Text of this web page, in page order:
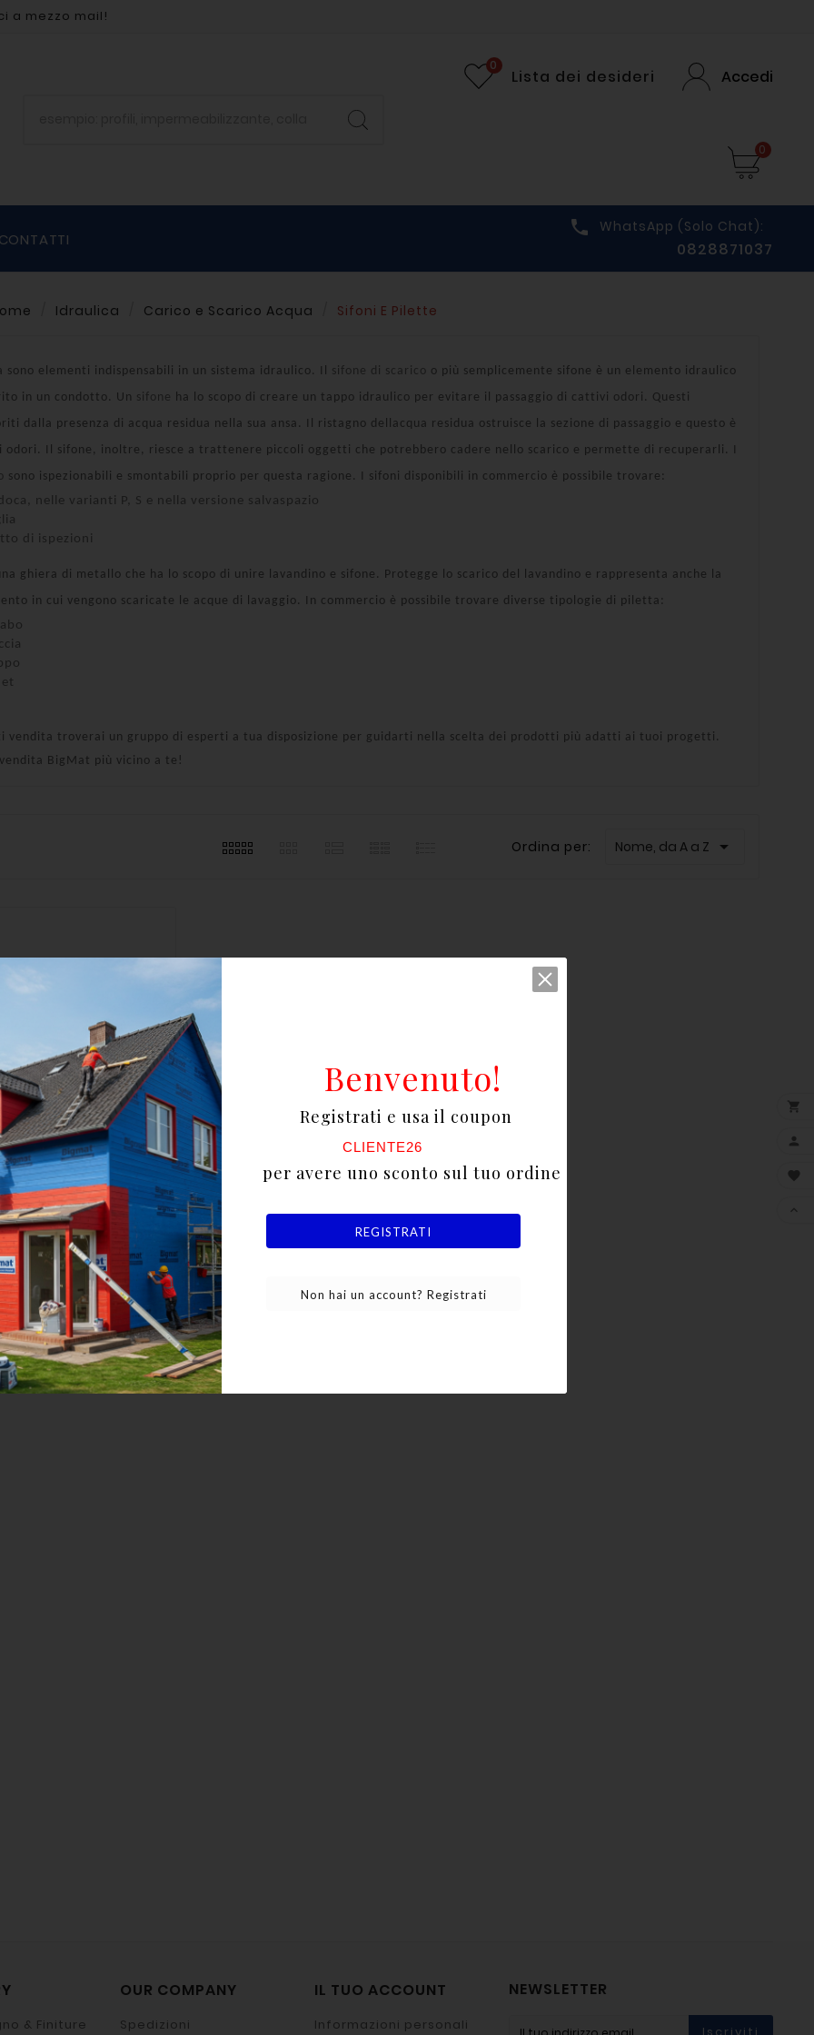
a mezzo mail!
Lista dei desideri
0
Accedi
0
CONTATTI
 WhatsApp (solo Chat):
0828871037
Idraulica Carico e Scarico Acqua Sifoni E Pilette
sono elementi indispensabili in un sistema idraulico. Il sifone di scarico o più semplicemente sifone è un elemento idraulico
in un condotto. Un sifone ha lo scopo di creare un tappo idraulico per evitare il passaggio di cattivi odori. Questi
dalla presenza di acqua residua nella sua ansa. Il ristagno dellacqua residua ostruisce la sezione di passaggio e questo è
odori. Il sifone, inoltre, riesce a trattenere piccoli oggetti che potrebbero cadere nello scarico e permette di recuperarli. I
sono ispezionabili e smontabili proprio per questa ragione. I sifoni disponibili in commercio è possibile trovare:
, nelle varianti P, S e nella versione salvaspazio
di ispezioni
ghiera di metallo che ha lo scopo di unire lavandino e sifone. Protegge lo scarico del lavandino e rappresenta anche la
in cui vengono scaricate le acque di lavaggio. In commercio è possibile trovare diverse tipologie di piletta:
vendita troverai un gruppo di esperti a tua disposizione per guidarti nella scelta dei prodotti più adatti ai tuoi progetti.
BigMat più vicino a te!
Ordina per: Nome, da A a Z 
PP 100x100 / Con
Inox
32,94 €
& Finiture
OUR COMPANY
Spedizioni
IL TUO ACCOUNT
Informazioni personali
NEWSLETTER




REGISTRATI
Non hai un account? Registrati
Registrati e usa il coupon
per avere uno sconto sul tuo ordine
CLIENTE26
Benvenuto!